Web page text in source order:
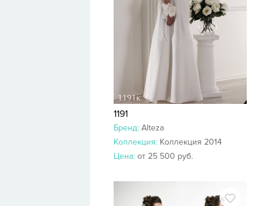
1191
Бренд: Alteza
Коллекция: Коллекция 2014
Цена: от 25 500 руб.